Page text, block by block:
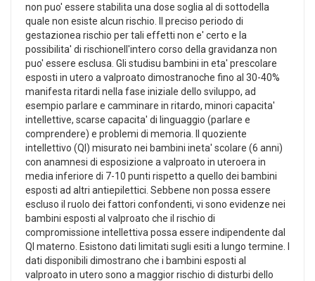
non puo' essere stabilita una dose soglia al di sottodella
quale non esiste alcun rischio. Il preciso periodo di
gestazionea rischio per tali effetti non e' certo e la
possibilita' di rischionell'intero corso della gravidanza non
puo' essere esclusa. Gli studisu bambini in eta' prescolare
esposti in utero a valproato dimostranoche fino al 30-40%
manifesta ritardi nella fase iniziale dello sviluppo, ad
esempio parlare e camminare in ritardo, minori capacita'
intellettive, scarse capacita' di linguaggio (parlare e
comprendere) e problemi di memoria. Il quoziente
intellettivo (QI) misurato nei bambini ineta' scolare (6 anni)
con anamnesi di esposizione a valproato in uteroera in
media inferiore di 7-10 punti rispetto a quello dei bambini
esposti ad altri antiepilettici. Sebbene non possa essere
escluso il ruolo dei fattori confondenti, vi sono evidenze nei
bambini esposti al valproato che il rischio di
compromissione intellettiva possa essere indipendente dal
QI materno. Esistono dati limitati sugli esiti a lungo termine. I
dati disponibili dimostrano che i bambini esposti al
valproato in utero sono a maggior rischio di disturbi dello